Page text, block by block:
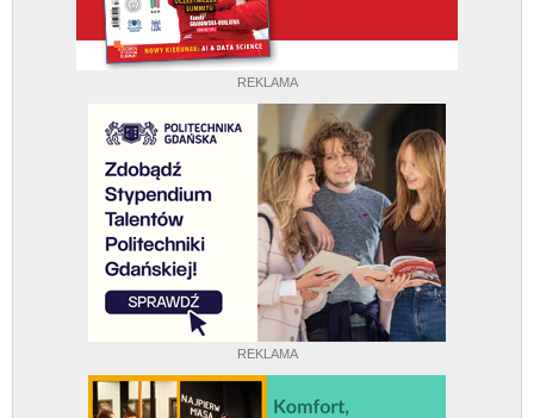
REKLAMA
REKLAMA